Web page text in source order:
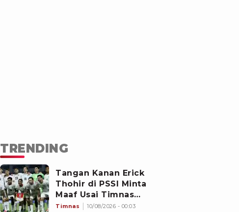
TRENDING
Tangan Kanan Erick
Thohir di PSSI Minta
Maaf Usai Timnas
Indonesia Gagal ke
Timnas 10/08/2026 - 00:03